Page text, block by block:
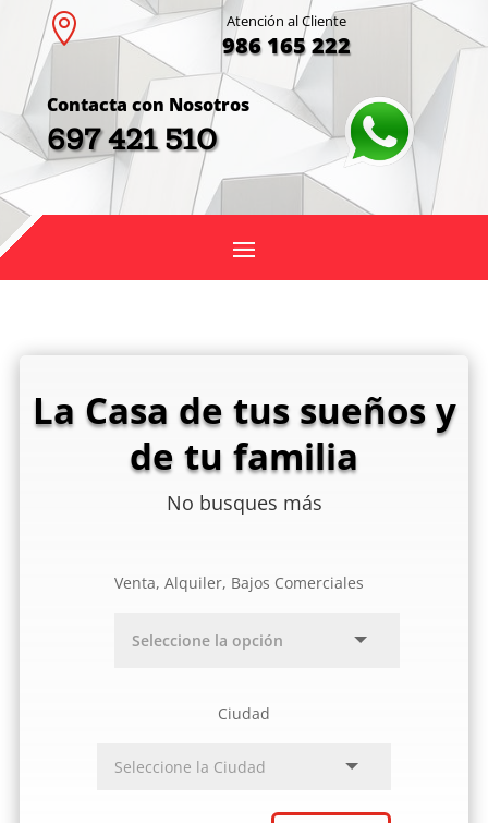
 Atención al Cliente
986 165 222
Contacta con Nosotros
697 421 510
La Casa de tus sueños y
de tu familia
No busques más
Venta, Alquiler, Bajos Comerciales
Ciudad